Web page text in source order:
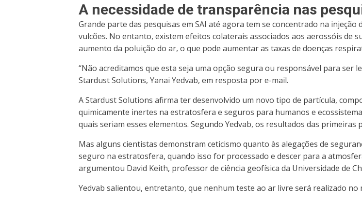
A necessidade de transparência nas
Grande parte das pesquisas em SAI até agora tem se concentrado na
vulcões. No entanto, existem efeitos colaterais associados aos aerossóis de
aumento da poluição do ar, o que pode aumentar as taxas de doenças
“Não acreditamos que esta seja uma opção segura ou responsável para ser
Stardust Solutions, Yanai Yedvab, em resposta por e-mail.
A Stardust Solutions afirma ter desenvolvido um novo tipo de partícula,
quimicamente inertes na estratosfera e seguros para humanos e
quais seriam esses elementos. Segundo Yedvab, os resultados das primeiras
Mas alguns cientistas demonstram ceticismo quanto às alegações de
seguro na estratosfera, quando isso for processado e descer para a
argumentou David Keith, professor de ciência geofísica da Universidade de
Yedvab salientou, entretanto, que nenhum teste ao ar livre será realizado no